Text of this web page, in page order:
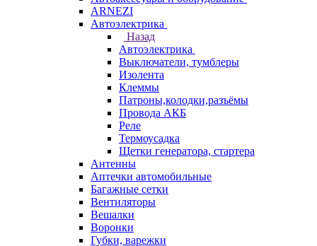
ARNEZI
Автоэлектрика
Назад
Автоэлектрика
Выключатели, тумблеры
Изолента
Клеммы
Патроны,колодки,разъёмы
Провода АКБ
Реле
Термоусадка
Щетки генератора, стартера
Антенны
Аптечки автомобильные
Багажные сетки
Вентиляторы
Вешалки
Воронки
Губки, варежки